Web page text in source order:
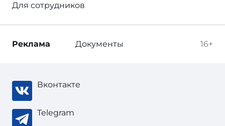
Для сотрудников
16+
Реклама Документы
Вконтакте
Telegram